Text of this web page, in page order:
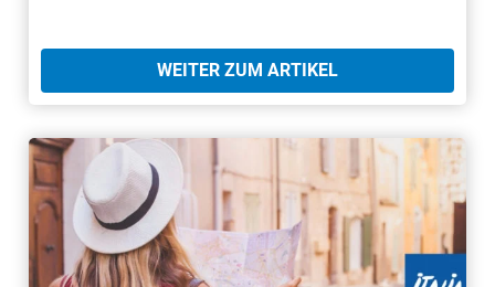
WEITER ZUM ARTIKEL